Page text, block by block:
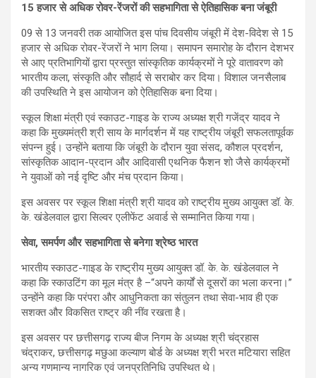
15 हजार से अधिक रोवर-रेंजरों की सहभागिता से ऐतिहासिक बना जंबूरी
09 से 13 जनवरी तक आयोजित इस पांच दिवसीय जंबूरी में देश-विदेश से 15
हजार से अधिक रोवर-रेंजरों ने भाग लिया। समापन समारोह के दौरान देशभर
से आए प्रतिभागियों द्वारा प्रस्तुत सांस्कृतिक कार्यक्रमों ने पूरे वातावरण को
भारतीय कला, संस्कृति और सौहार्द से सराबोर कर दिया। विशाल जनसैलाब
की उपस्थिति ने इस आयोजन को ऐतिहासिक बना दिया।
स्कूल शिक्षा मंत्री एवं स्काउट-गाइड के राज्य अध्यक्ष श्री गजेंद्र यादव ने
कहा कि मुख्यमंत्री श्री साय के मार्गदर्शन में यह राष्ट्रीय जंबूरी सफलतापूर्वक
संपन्न हुई। उन्होंने बताया कि जंबूरी के दौरान युवा संसद, कौशल प्रदर्शन,
सांस्कृतिक आदान-प्रदान और आदिवासी एथनिक फैशन शो जैसे कार्यक्रमों
ने युवाओं को नई दृष्टि और मंच प्रदान किया।
इस अवसर पर स्कूल शिक्षा मंत्री श्री यादव को राष्ट्रीय मुख्य आयुक्त डॉ. के.
के. खंडेलवाल द्वारा सिल्वर एलीफेंट अवार्ड से सम्मानित किया गया।
सेवा, समर्पण और सहभागिता से बनेगा श्रेष्ठ भारत
भारतीय स्काउट-गाइड के राष्ट्रीय मुख्य आयुक्त डॉ. के. के. खंडेलवाल ने
कहा कि स्काउटिंग का मूल मंत्र है –“अपने कार्यों से दूसरों का भला करना।”
उन्होंने कहा कि परंपरा और आधुनिकता का संतुलन तथा सेवा-भाव ही एक
सशक्त और विकसित राष्ट्र की नींव रखता है।
इस अवसर पर छत्तीसगढ़ राज्य बीज निगम के अध्यक्ष श्री चंद्रहास
चंद्राकर, छत्तीसगढ़ मछुआ कल्याण बोर्ड के अध्यक्ष श्री भरत मटियारा सहित
अन्य गणमान्य नागरिक एवं जनप्रतिनिधि उपस्थित थे।